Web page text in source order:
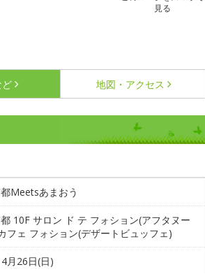
見る
ど 地図・アクセス
Meetsあまおう
10F サロン ド テ フォション(アフタヌー
フェ フォション(デザートビュッフェ)
月26日(日)